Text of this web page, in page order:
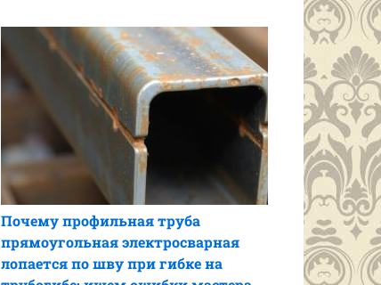
Почему профильная труба
прямоугольная электросварная
лопается по шву при гибке на